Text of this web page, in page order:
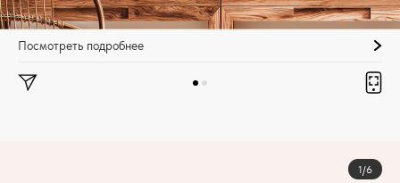
Посмотреть подробнее
1/6